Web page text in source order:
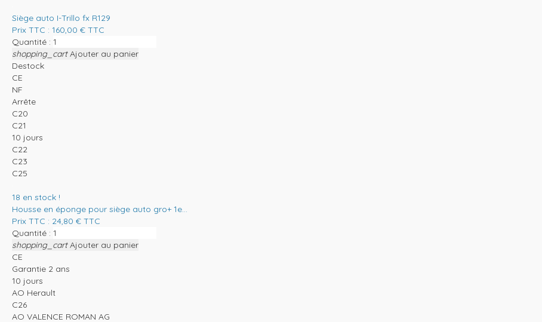
Siège auto I-Trillo fx R129
Prix TTC : 160,00 € TTC
Quantité :
shopping_cart Ajouter au panier
Destock
CE
NF
Arrête
C20
C21
10 jours
C22
C23
C25
18 en stock !
Housse en éponge pour siège auto gro+ 1e...
Prix TTC : 24,80 € TTC
Quantité :
shopping_cart Ajouter au panier
CE
Garantie 2 ans
10 jours
AO Herault
C26
AO VALENCE ROMAN AG